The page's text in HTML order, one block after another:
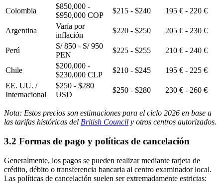
Colombia
$850,000 -
$950,000 COP
$215 - $240 195 € - 220 €
Argentina
Varía por
inflación
$220 - $250 205 € - 230 €
Perú
S/ 850 - S/ 950
PEN
$225 - $255 210 € - 240 €
Chile
$200,000 -
$230,000 CLP
$210 - $245
195 € - 225 €
EE. UU. /
Internacional
$250 - $280
USD
$250 - $280 230 € - 260 €
Nota: Estos precios son estimaciones para el ciclo 2026 en base a
las tarifas históricas del British Council y otros centros autorizados.
3.2 Formas de pago y políticas de cancelación
Generalmente, los pagos se pueden realizar mediante tarjeta de
crédito, débito o transferencia bancaria al centro examinador local.
Las políticas de cancelación suelen ser extremadamente estrictas: